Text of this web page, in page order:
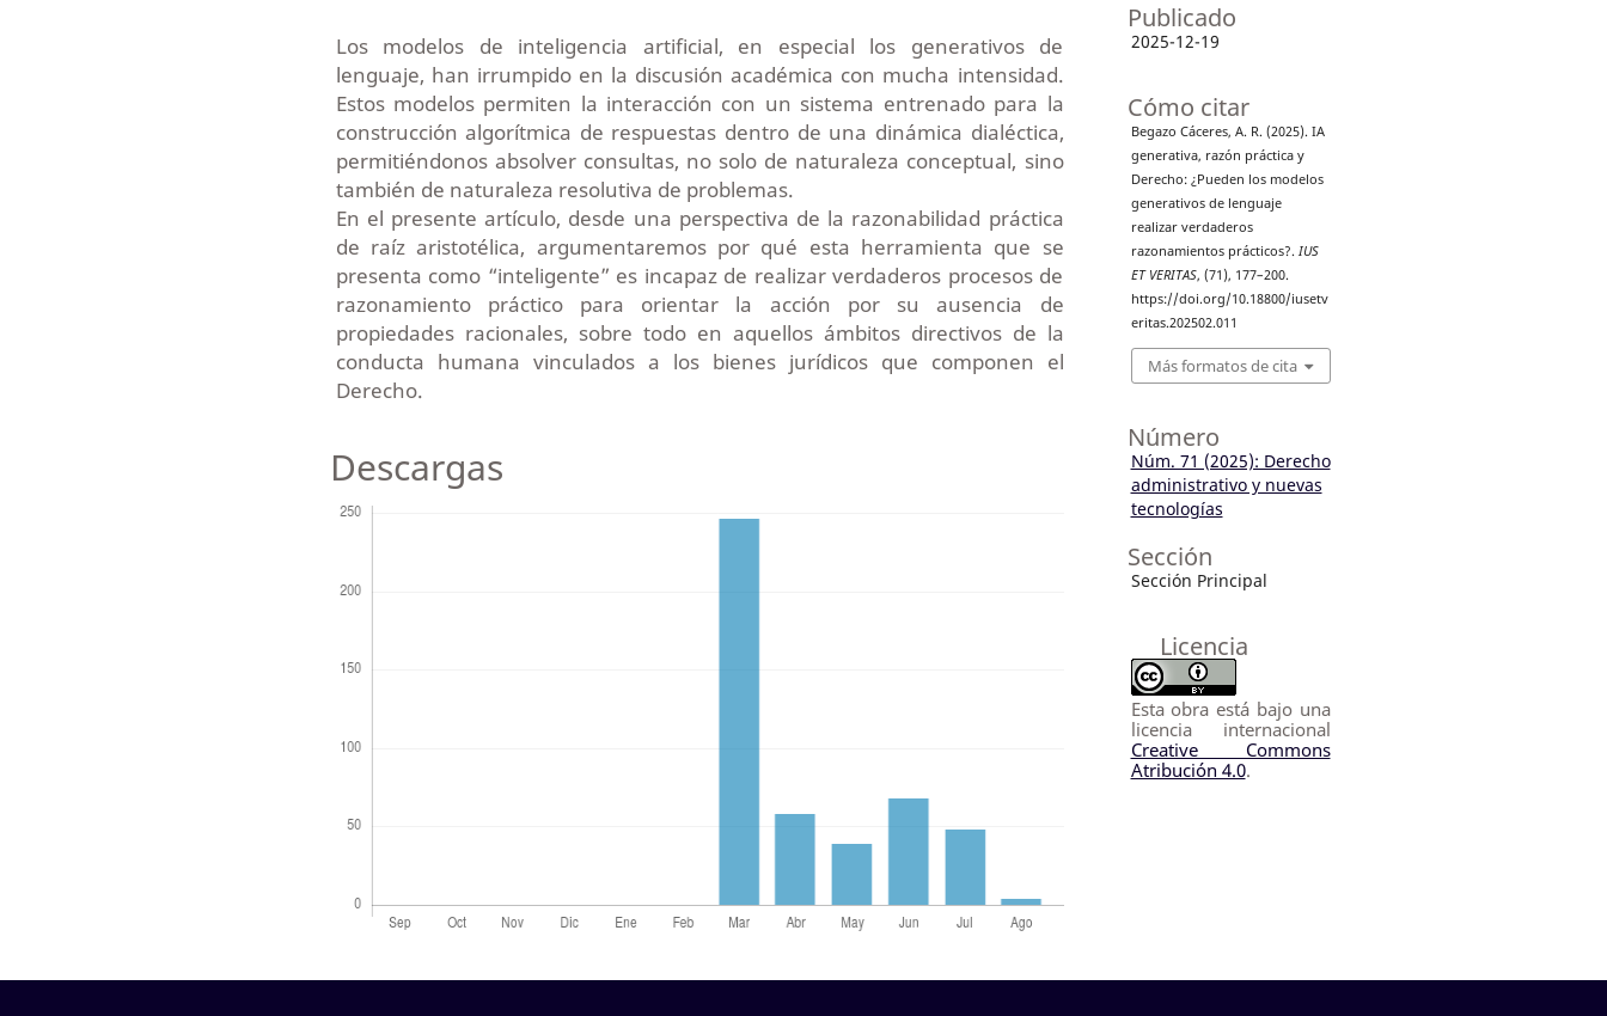
Los modelos de inteligencia artificial, en especial los generativos de
lenguaje, han irrumpido en la discusión académica con mucha intensidad.
Estos modelos permiten la interacción con un sistema entrenado para la
construcción algorítmica de respuestas dentro de una dinámica dialéctica,
permitiéndonos absolver consultas, no solo de naturaleza conceptual, sino
también de naturaleza resolutiva de problemas.
En el presente artículo, desde una perspectiva de la razonabilidad práctica
de raíz aristotélica, argumentaremos por qué esta herramienta que se
presenta como “inteligente” es incapaz de realizar verdaderos procesos de
razonamiento práctico para orientar la acción por su ausencia de
propiedades racionales, sobre todo en aquellos ámbitos directivos de la
conducta humana vinculados a los bienes jurídicos que componen el
Derecho.
Descargas
Publicado
2025-12-19
Cómo citar
Begazo Cáceres, A. R. (2025). IA
generativa, razón práctica y
Derecho: ¿Pueden los modelos
generativos de lenguaje
realizar verdaderos
razonamientos prácticos?. IUS
ET VERITAS, (71), 177–200.
https://doi.org/10.18800/iusetv
eritas.202502.011
Más formatos de cita
Número
Núm. 71 (2025): Derecho
administrativo y nuevas
tecnologías
Sección
Sección Principal
Licencia
Esta obra está bajo una
licencia internacional
Creative Commons
Atribución 4.0.